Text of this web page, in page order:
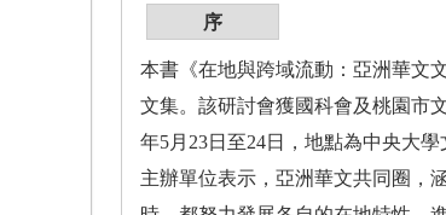
序
本書《在地與跨域流動：亞洲華文
文集。該研討會獲國科會及桃園市
年5月23日至24日，地點為中央大學
主辦單位表示，亞洲華文共同圈，